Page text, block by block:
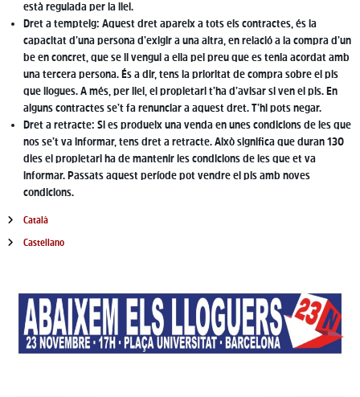
està regulada per la llei.
Dret a tempteig: Aquest dret apareix a tots els contractes, és la
capacitat d’una persona d’exigir a una altra, en relació a la compra d’un
be en concret, que se li vengui a ella pel preu que es tenia acordat amb
una tercera persona. És a dir, tens la prioritat de compra sobre el pis
que llogues. A més, per llei, el propietari t’ha d’avisar si ven el pis. En
alguns contractes se’t fa renunciar a aquest dret. T’hi pots negar.
Dret a retracte: Si es produeix una venda en unes condicions de les que
nos se’t va informar, tens dret a retracte. Això significa que duran 130
dies el propietari ha de mantenir les condicions de les que et va
informar. Passats aquest període pot vendre el pis amb noves
condicions.
Català
Castellano